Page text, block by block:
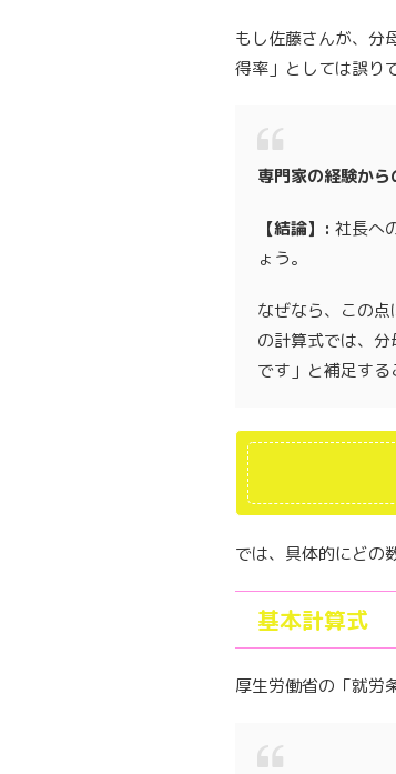
もし佐藤さんが、分
得率」としては誤り
専門家の経験か
【結論】: 社長へ
ょう。
なぜなら、この
の計算式では、
です」と補足する
では、具体的にどの
基本計算式
厚生労働省の「就労